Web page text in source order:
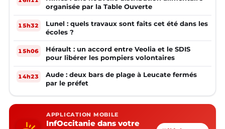
organisée par la Table Ouverte
15h32
Lunel : quels travaux sont faits cet été dans les
écoles ?
15h06
Hérault : un accord entre Veolia et le SDIS
pour libérer les pompiers volontaires
14h23
Aude : deux bars de plage à Leucate fermés
par le préfet
APPLICATION MOBILE
InfOccitanie dans votre